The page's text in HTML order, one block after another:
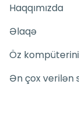
Haqqımızda
Əlaqə
Öz kompüterini
Ən çox verilən